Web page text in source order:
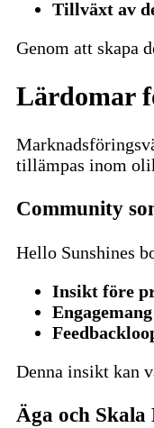
Tillväxt av
Genom att skapa
Lärdomar
tillämpas inom
Community
Hello Sunshines
Insikt före
Denna insikt kan
Äga och Skala